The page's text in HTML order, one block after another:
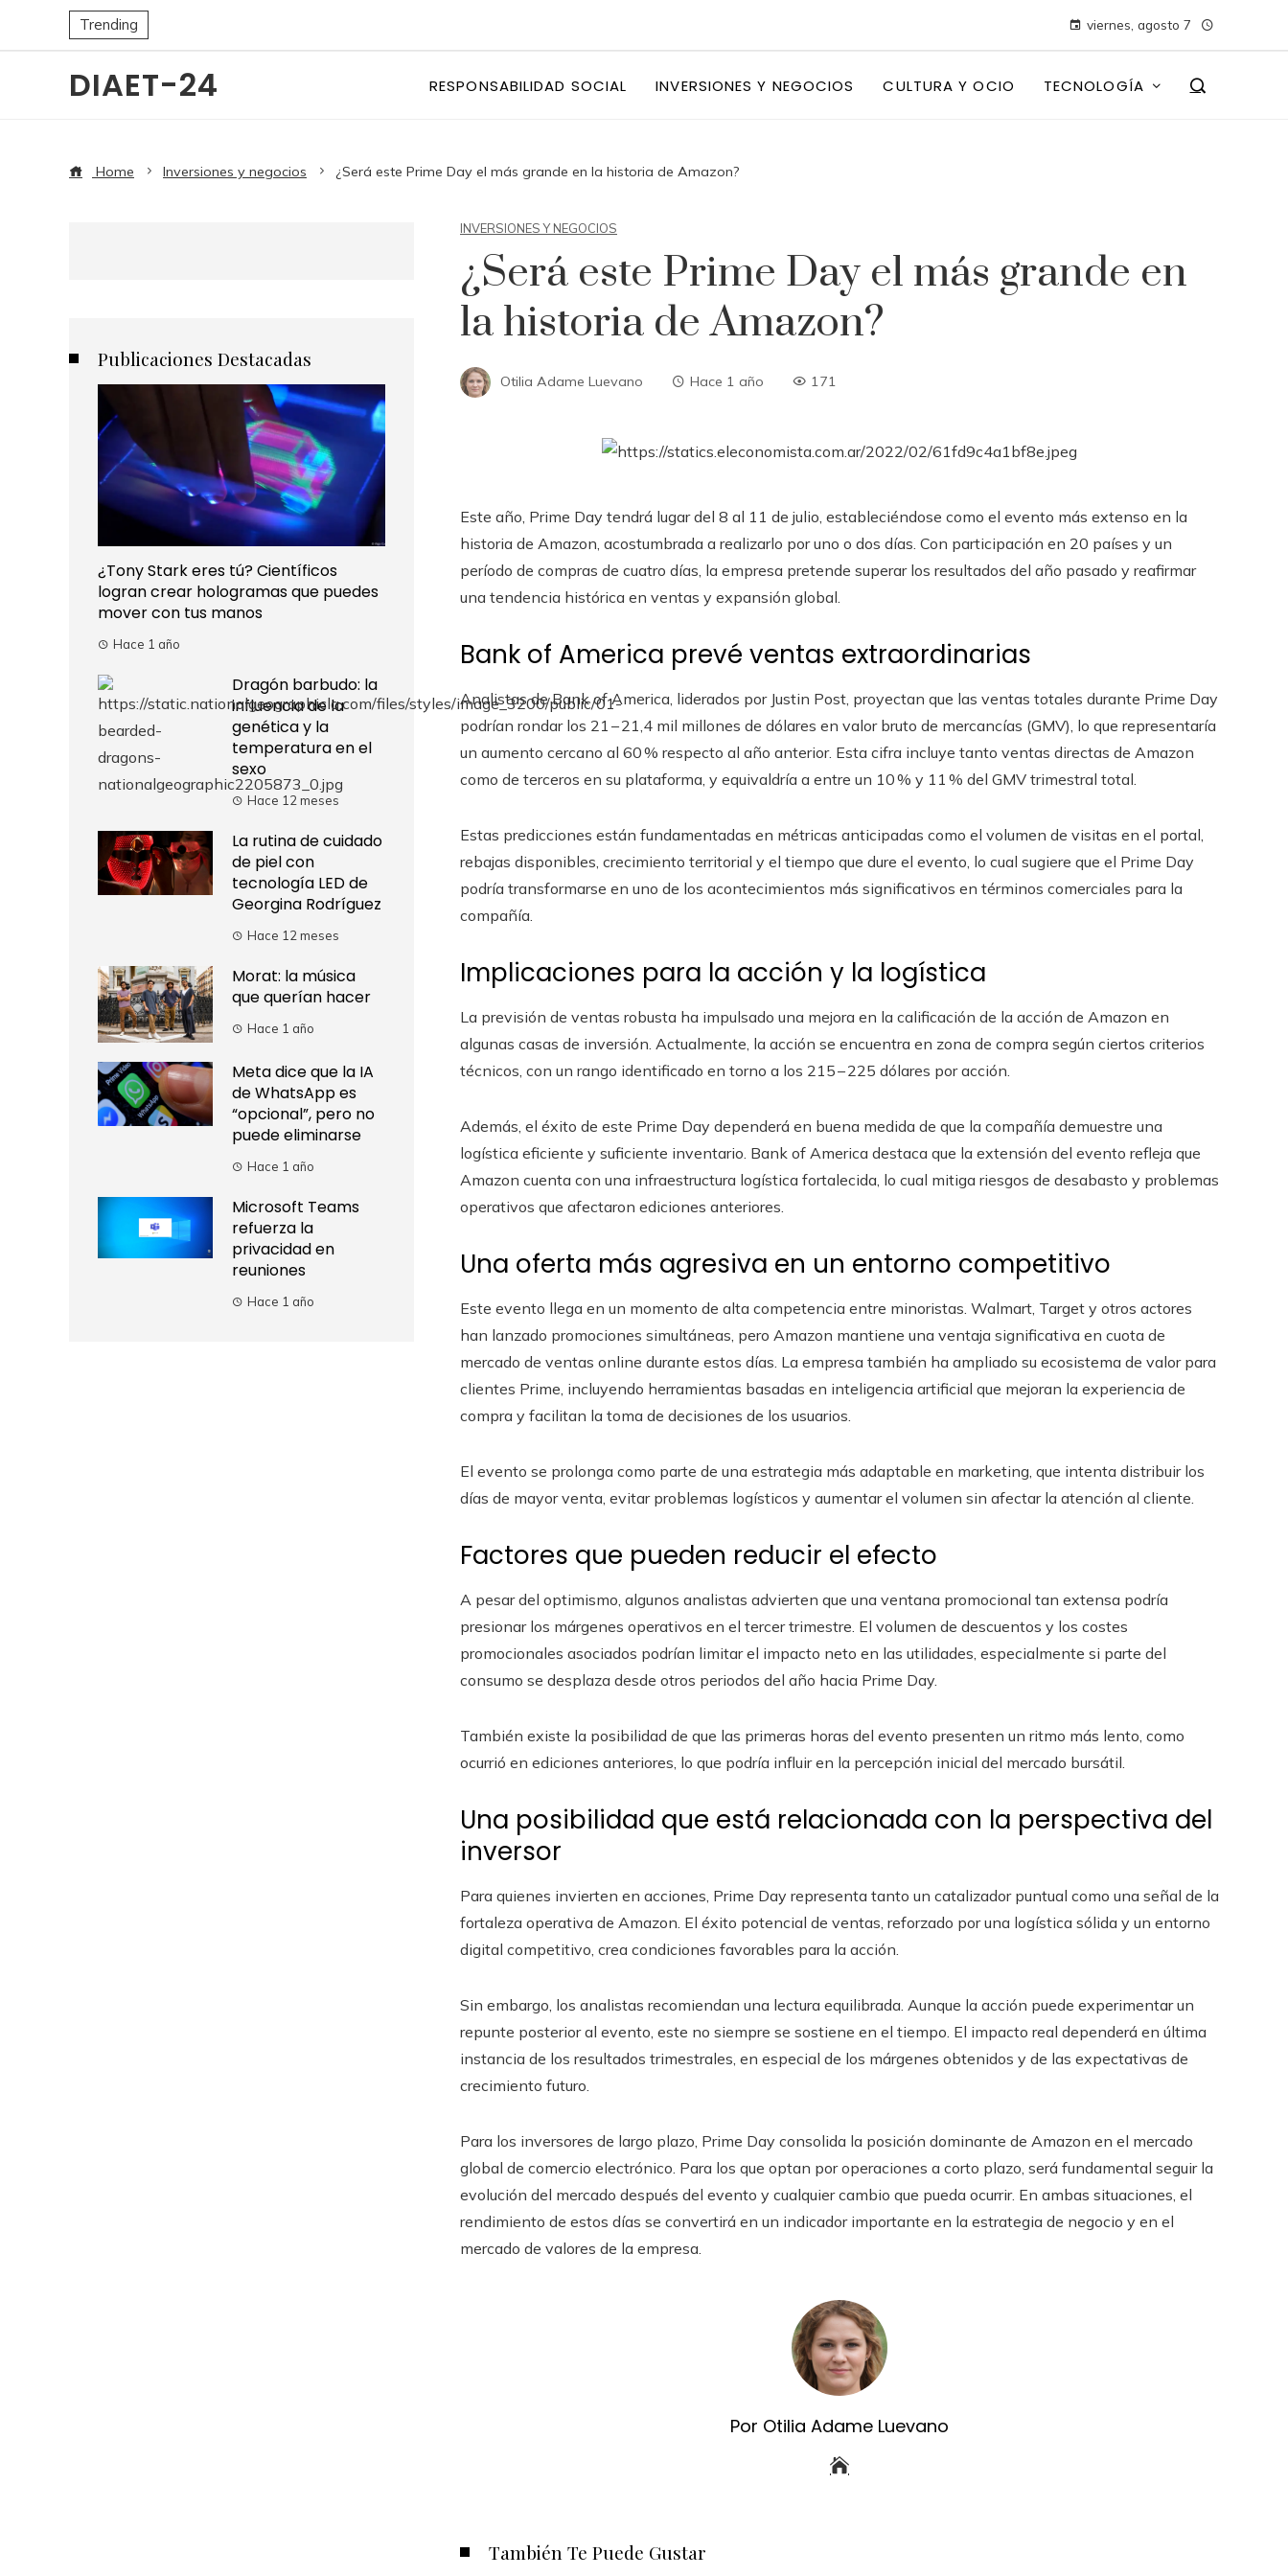
Trending viernes, agosto 7
DIAET-24 RESPONSABILIDAD SOCIAL INVERSIONES Y NEGOCIOS CULTURA Y OCIO TECNOLOGÍA
Home Inversiones y negocios ¿Será este Prime Day el más grande en la historia de Amazon?
INVERSIONES Y NEGOCIOS
¿Será este Prime Day el más grande en
la historia de Amazon?
Otilia Adame Luevano Hace 1 año 171
Este año, Prime Day tendrá lugar del 8 al 11 de julio, estableciéndose como el evento más extenso en la
historia de Amazon, acostumbrada a realizarlo por uno o dos días. Con participación en 20 países y un
período de compras de cuatro días, la empresa pretende superar los resultados del año pasado y reafirmar
una tendencia histórica en ventas y expansión global.
Bank of America prevé ventas extraordinarias
Analistas de Bank of America, liderados por Justin Post, proyectan que las ventas totales durante Prime Day
podrían rondar los 21 – 21,4 mil millones de dólares en valor bruto de mercancías (GMV), lo que representaría
un aumento cercano al 60 % respecto al año anterior. Esta cifra incluye tanto ventas directas de Amazon
como de terceros en su plataforma, y equivaldría a entre un 10 % y 11 % del GMV trimestral total.
Estas predicciones están fundamentadas en métricas anticipadas como el volumen de visitas en el portal,
rebajas disponibles, crecimiento territorial y el tiempo que dure el evento, lo cual sugiere que el Prime Day
podría transformarse en uno de los acontecimientos más significativos en términos comerciales para la
compañía.
Implicaciones para la acción y la logística
La previsión de ventas robusta ha impulsado una mejora en la calificación de la acción de Amazon en
algunas casas de inversión. Actualmente, la acción se encuentra en zona de compra según ciertos criterios
técnicos, con un rango identificado en torno a los 215 – 225 dólares por acción.
Además, el éxito de este Prime Day dependerá en buena medida de que la compañía demuestre una
logística eficiente y suficiente inventario. Bank of America destaca que la extensión del evento refleja que
Amazon cuenta con una infraestructura logística fortalecida, lo cual mitiga riesgos de desabasto y problemas
operativos que afectaron ediciones anteriores.
Una oferta más agresiva en un entorno competitivo
Este evento llega en un momento de alta competencia entre minoristas. Walmart, Target y otros actores
han lanzado promociones simultáneas, pero Amazon mantiene una ventaja significativa en cuota de
mercado de ventas online durante estos días. La empresa también ha ampliado su ecosistema de valor para
clientes Prime, incluyendo herramientas basadas en inteligencia artificial que mejoran la experiencia de
compra y facilitan la toma de decisiones de los usuarios.
El evento se prolonga como parte de una estrategia más adaptable en marketing, que intenta distribuir los
días de mayor venta, evitar problemas logísticos y aumentar el volumen sin afectar la atención al cliente.
Factores que pueden reducir el efecto
A pesar del optimismo, algunos analistas advierten que una ventana promocional tan extensa podría
presionar los márgenes operativos en el tercer trimestre. El volumen de descuentos y los costes
promocionales asociados podrían limitar el impacto neto en las utilidades, especialmente si parte del
consumo se desplaza desde otros periodos del año hacia Prime Day.
También existe la posibilidad de que las primeras horas del evento presenten un ritmo más lento, como
ocurrió en ediciones anteriores, lo que podría influir en la percepción inicial del mercado bursátil.
Una posibilidad que está relacionada con la perspectiva del
inversor
Para quienes invierten en acciones, Prime Day representa tanto un catalizador puntual como una señal de la
fortaleza operativa de Amazon. El éxito potencial de ventas, reforzado por una logística sólida y un entorno
digital competitivo, crea condiciones favorables para la acción.
Sin embargo, los analistas recomiendan una lectura equilibrada. Aunque la acción puede experimentar un
repunte posterior al evento, este no siempre se sostiene en el tiempo. El impacto real dependerá en última
instancia de los resultados trimestrales, en especial de los márgenes obtenidos y de las expectativas de
crecimiento futuro.
Para los inversores de largo plazo, Prime Day consolida la posición dominante de Amazon en el mercado
global de comercio electrónico. Para los que optan por operaciones a corto plazo, será fundamental seguir la
evolución del mercado después del evento y cualquier cambio que pueda ocurrir. En ambas situaciones, el
rendimiento de estos días se convertirá en un indicador importante en la estrategia de negocio y en el
mercado de valores de la empresa.
Por Otilia Adame Luevano
También Te Puede Gustar
Publicaciones Destacadas
¿Tony Stark eres tú? Científicos
logran crear hologramas que puedes
mover con tus manos
Hace 1 año
Dragón barbudo: la
influencia de la
genética y la
temperatura en el
sexo
Hace 12 meses
La rutina de cuidado
de piel con
tecnología LED de
Georgina Rodríguez
Hace 12 meses
Morat: la música
que querían hacer
Hace 1 año
Meta dice que la IA
de WhatsApp es
“opcional”, pero no
puede eliminarse
Hace 1 año
Microsoft Teams
refuerza la
privacidad en
reuniones
Hace 1 año